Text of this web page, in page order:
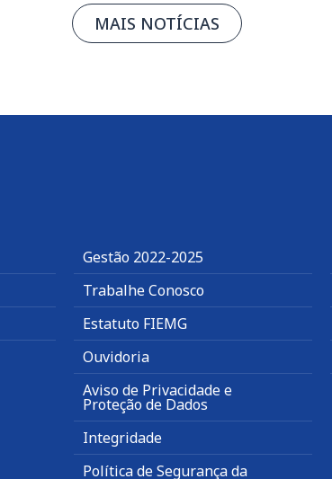
MAIS NOTÍCIAS
Gestão 2022-2025
Trabalhe Conosco
Estatuto FIEMG
Ouvidoria
Aviso de Privacidade e
Proteção de Dados
Integridade
Política de Segurança da